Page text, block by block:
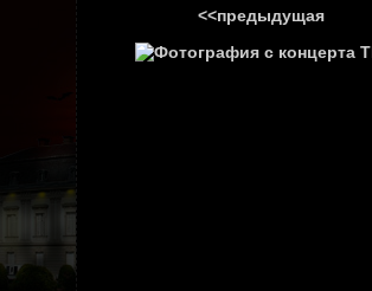
<<предыдущая